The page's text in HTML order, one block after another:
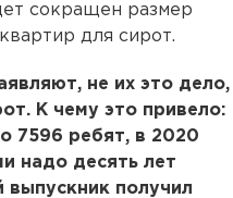
сокращен размер
для сирот.
не их это дело,
К чему это привело:
7596 ребят, в 2020
надо десять лет
получил